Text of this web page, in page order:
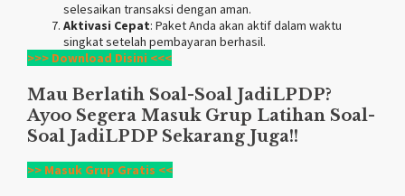
selesaikan transaksi dengan aman.
Aktivasi Cepat: Paket Anda akan aktif dalam waktu
singkat setelah pembayaran berhasil.
>>> Download Disini <<<
Mau Berlatih Soal-Soal JadiLPDP?
Ayoo Segera Masuk Grup Latihan Soal-
Soal JadiLPDP Sekarang Juga!!
>> Masuk Grup Gratis <<